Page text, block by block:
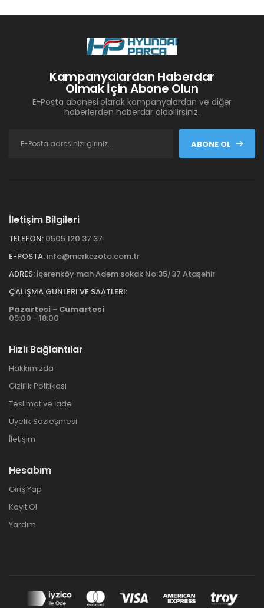
Kampanyalardan Haberdar
Olmak İçin Abone Olun
E-Posta abonesi olarak kampanyalardan ve diğer
haberlerden haberdar olabilirsiniz.
ABONE OL
İletişim Bilgileri
TELEFON: 0505 120 37 37
E-POSTA: info@merkezoto.com.tr
ADRES: İçerenköy mah Adem sokak No:35/37 Ataşehir
ÇALIŞMA GÜNLERI VE SAATLERI:
Pazartesi - Cumartesi
09:00 - 18:00
Hızlı Bağlantılar
Hakkımızda
Gizlilik Politikası
Teslimat ve İade
Üyelik Sözleşmesi
İletişim
Hesabım
Giriş Yap
Kayıt Ol
Yardım